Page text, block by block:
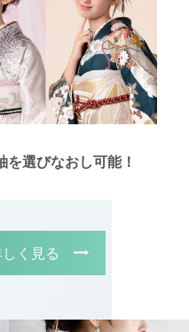
を選びなおし可能！
く見る